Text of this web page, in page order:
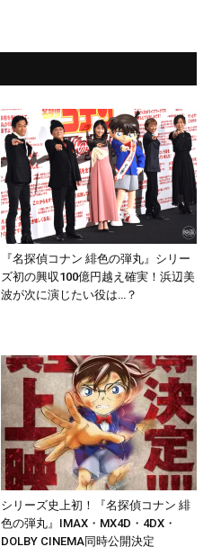
『名探偵コナン 緋色の弾丸』シリー
ズ初の興収100億円越え確実！浜辺美
波が次に演じたい役は…？
シリーズ史上初！『名探偵コナン 緋
色の弾丸』IMAX・MX4D・4DX・
DOLBY CINEMA同時公開決定